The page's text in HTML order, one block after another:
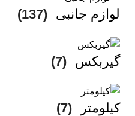
لوازم جانبی (137)
گیربکس (7)
کیلومتر (7)